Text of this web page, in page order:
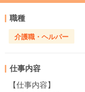
職種
介護職・ヘルパー
仕事内容
【仕事内容】